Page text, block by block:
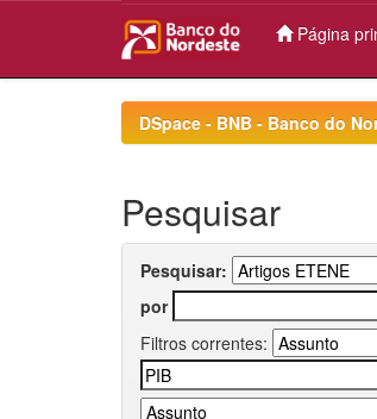
Página
DSpace - BNB - Banco do
Pesquisar
Pesquisar:
por
Filtros correntes: